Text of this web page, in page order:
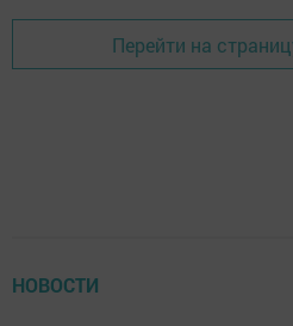
Перейти на
НОВОСТИ